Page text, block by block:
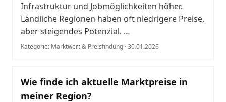
Infrastruktur und Jobmöglichkeiten höher.
Ländliche Regionen haben oft niedrigere Preise,
aber steigendes Potenzial. …
Kategorie: Marktwert & Preisfindung · 30.01.2026
Wie finde ich aktuelle Marktpreise in
meiner Region?